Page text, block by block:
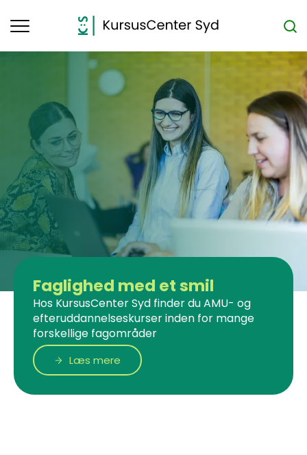
Toggle
Faglighed med et smil
Hos KursusCenter Syd finder du AMU- og
efteruddannelseskurser inden for mange
forskellige fagområder
Læs mere